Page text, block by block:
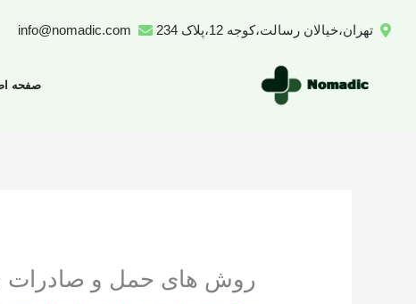
تهران،خیالان رسالت،کوجه 12،پلاک 234 info@nomadic.com
صفحه
روش های حمل و صادرات